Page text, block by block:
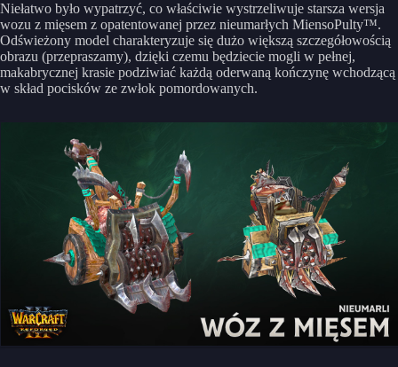
Niełatwo było wypatrzyć, co właściwie wystrzeliwuje starsza wersja
wozu z mięsem z opatentowanej przez nieumarłych MiensoPulty™.
Odświeżony model charakteryzuje się dużo większą szczegółowością
obrazu (przepraszamy), dzięki czemu będziecie mogli w pełnej,
makabrycznej krasie podziwiać każdą oderwaną kończynę wchodzącą
w skład pocisków ze zwłok pomordowanych.